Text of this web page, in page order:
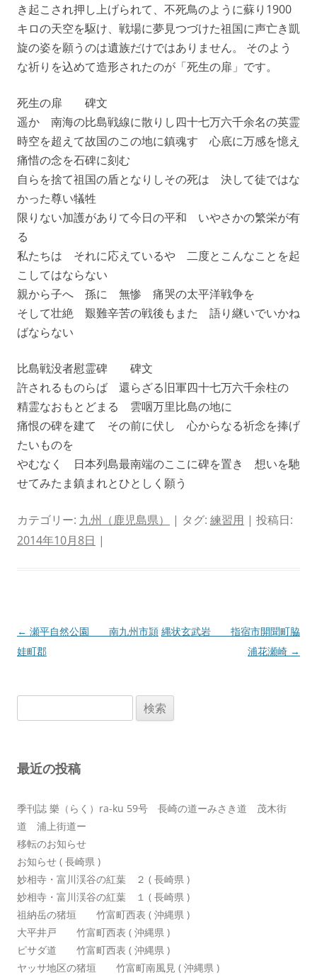
き起こされ押し上げられて、不死鳥のように蘇り1900
キロの天空を駆け、戦場に夢見つづけた祖国に声亡き凱
旋の姿を願うのは遺族だけではありません。 そのよう
な祈りを込めて造形されたのが「死生の扉」です。
死生の扉 碑文
遥か 南海の比島戦線に散りし四十七万六千余名の英霊
時空を超えて故国のこの地に鎮魂す 心底に万感を憶え
痛惜の念を石碑に刻む
自らを捨て祖国の盾となりしその死は 決して徒ではな
かった尊い犠牲
限りない加護がありて今日の平和 いやさかの繁栄が有
る
私たちは それに応えているや 二度とこんなことを起
こしてはならない
親から子へ 孫に 無惨 痛哭の太平洋戦争を
そして壮絶 艱難辛苦の戦後もまた 語り継いでいかね
ばならない
比島戦没者慰霊碑 碑文
許されるものらば 還らざる旧軍四十七万六千余柱の
精霊なおもとどまる 雲咽万里比島の地に
痛恨の碑を建て その前に伏し 心からなる祈念を捧げ
たいものを
やむなく 日本列島最南端のここに碑を置き 想いを馳
せてみたま鎮まれとひとしく願う
カテゴリー: 九州（鹿児島県） | タグ: 練習用 | 投稿日:
2014年10月8日 |
投
稿
ョ
← 瀬平自然公園 南九州市頴
娃町郡
縄状玄武岩 指宿市開聞町脇
浦花瀬崎 →
索:
最近の投稿
季刊誌 樂（らく）ra-ku 59号 長崎の道ーみさき道 茂木街
道 浦上街道ー
移転のお知らせ
お知らせ ( 長崎県 )
妙相寺・富川渓谷の紅葉 ２ ( 長崎県 )
妙相寺・富川渓谷の紅葉 １ ( 長崎県 )
祖納岳の猪垣 竹富町西表 ( 沖縄県 )
大平井戸 竹富町西表 ( 沖縄県 )
ピサダ道 竹富町西表 ( 沖縄県 )
ヤッサ地区の猪垣 竹富町南風見 ( 沖縄県 )